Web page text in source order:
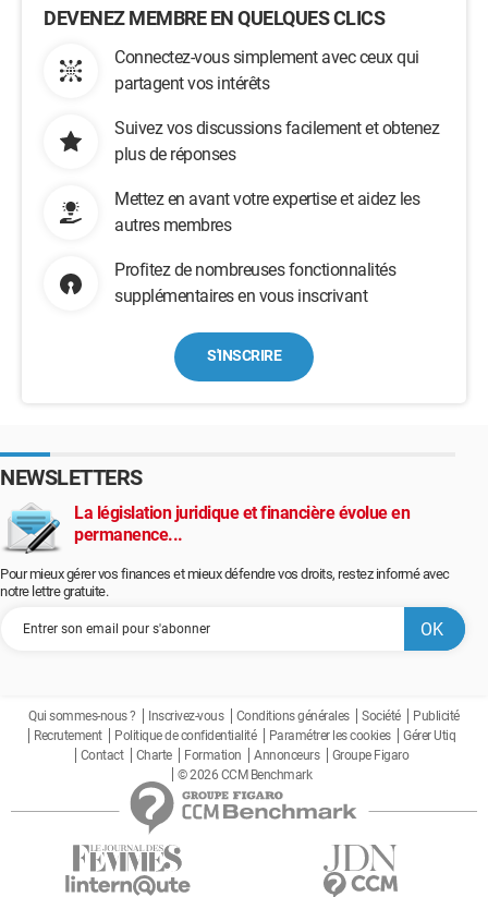
DEVENEZ MEMBRE EN QUELQUES CLICS
Connectez-vous simplement avec ceux qui
partagent vos intérêts
Suivez vos discussions facilement et obtenez
plus de réponses
Mettez en avant votre expertise et aidez les
autres membres
Profitez de nombreuses fonctionnalités
supplémentaires en vous inscrivant
S'INSCRIRE
NEWSLETTERS
La législation juridique et financière évolue en
permanence...
Pour mieux gérer vos finances et mieux défendre vos droits, restez informé avec
notre lettre gratuite.
Qui sommes-nous ? Inscrivez-vous Conditions générales Société
Publicité
Recrutement
Politique de confidentialité Paramétrer les cookies
Gérer Utiq
Contact
Charte Formation Annonceurs
Groupe Figaro
© 2026 CCM Benchmark